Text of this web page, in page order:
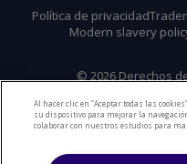
© 2026 Derechos
Política de privacidad
Modern slavery
Al hacer clic en “Aceptar todas las
su dispositivo para mejorar la
colaborar con nuestros estudios para